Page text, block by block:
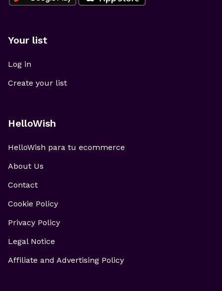
Your list
Log in
Create your list
HelloWish
HelloWish para tu ecommerce
About Us
Contact
Cookie Policy
Privacy Policy
Legal Notice
Affiliate and Advertising Policy